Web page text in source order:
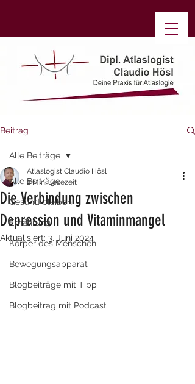
Beitrag
Alle Beiträge
Gesund bleiben
Ernährung
Körper des Menschen
Bewegungsapparat
Blogbeiträge mit Tipp
Blogbeitrag mit Podcast
Alle Beiträge
Die Verbindung zwischen
Depression und Vitaminmangel
Atlaslogist Claudio Hösl
2 Min. Lesezeit
Aktualisiert: 3. Juni 2024